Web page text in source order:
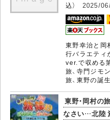
込） 2025/
東野幸治と岡
行バラエティ
ver.で収める
旅、寺門ジモ
旅、東野の誕
東野・岡村の
なさい…北陸